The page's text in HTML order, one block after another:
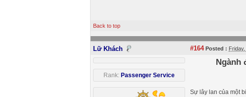
Back to top
Lữ Khách #164Posted :
Rank: Passenger Service
Ngành
Sự lây lan của một